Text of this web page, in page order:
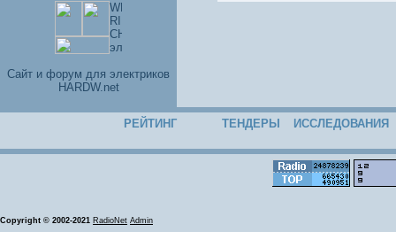
Cайт и форум для электриков
HARDW.net
РЕЙТИНГ ТЕНДЕРЫ ИССЛЕДОВАНИЯ
Copyright © 2002-2021 RadioNet Admin